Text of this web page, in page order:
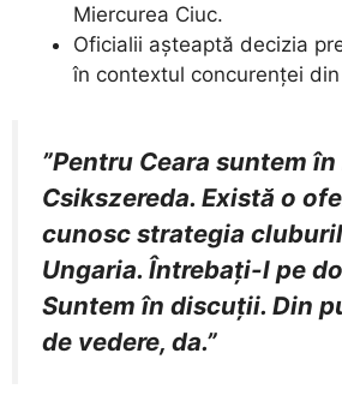
Miercurea Ciuc.
​Oficialii așteaptă decizia
în contextul concurenței
”Pentru Ceara suntem
Csikszereda. Există o
cunosc strategia
Ungaria. Întrebați-l pe
Suntem în discuții. Din
de vedere, da.”